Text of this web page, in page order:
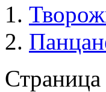
Страница